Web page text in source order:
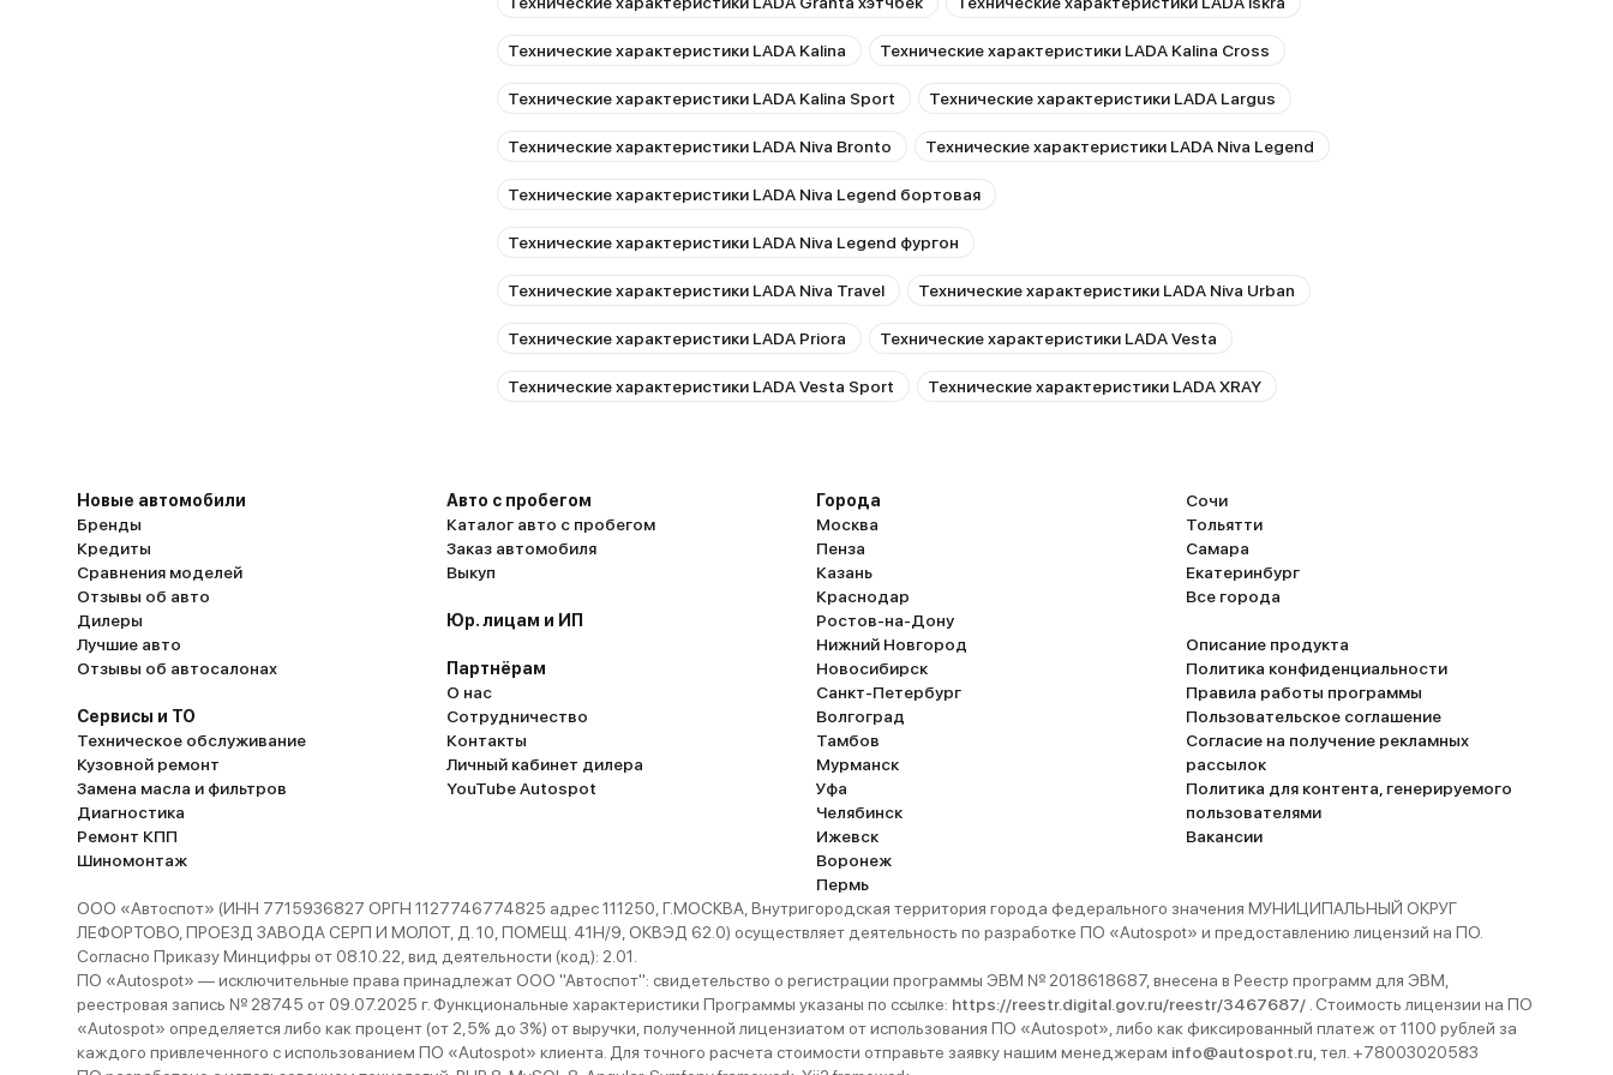
Технические характеристики LADA Kalina Технические характеристики LADA Kalina Cross
Технические характеристики LADA Kalina Sport Технические характеристики LADA Largus
Технические характеристики LADA Niva Bronto Технические характеристики LADA Niva Legend
Технические характеристики LADA Niva Legend бортовая
Технические характеристики LADA Niva Legend фургон
Технические характеристики LADA Niva Travel Технические характеристики LADA Niva Urban
Технические характеристики LADA Priora Технические характеристики LADA Vesta
Технические характеристики LADA Vesta Sport Технические характеристики LADA XRAY
Новые автомобили
Бренды
Кредиты
Сравнения моделей
Отзывы об авто
Дилеры
Лучшие авто
Отзывы об автосалонах
Сервисы и ТО
Техническое обслуживание
Кузовной ремонт
Замена масла и фильтров
Диагностика
Ремонт КПП
Шиномонтаж
Авто с пробегом
Каталог авто с пробегом
Заказ автомобиля
Выкуп
Юр. лицам и ИП
Партнёрам
О нас
Сотрудничество
Контакты
Личный кабинет дилера
YouTube Autospot
Города
Москва
Пенза
Казань
Краснодар
Ростов-на-Дону
Нижний Новгород
Новосибирск
Санкт-Петербург
Волгоград
Тамбов
Мурманск
Уфа
Челябинск
Ижевск
Воронеж
Пермь
Сочи
Тольятти
Самара
Екатеринбург
Все города
Описание продукта
Политика конфиденциальности
Правила работы программы
Пользовательское соглашение
Согласие на получение рекламных
рассылок
Политика для контента, генерируемого
пользователями
Вакансии
ООО «Автоспот» (ИНН 7715936827 ОРГН 1127746774825 адрес 111250, Г.МОСКВА, Внутригородская территория города федерального значения МУНИЦИПАЛЬНЫЙ ОКРУГ
ЛЕФОРТОВО, ПРОЕЗД ЗАВОДА СЕРП И МОЛОТ, Д. 10, ПОМЕЩ. 41Н/9, ОКВЭД 62.0) осуществляет деятельность по разработке ПО «Autospot» и предоставлению лицензий на ПО.
Согласно Приказу Минцифры от 08.10.22, вид деятельности (код): 2.01.
ПО «Autospot» — исключительные права принадлежат ООО "Автоспот": свидетельство о регистрации программы ЭВМ № 2018618687, внесена в Реестр программ для ЭВМ,
реестровая запись № 28745 от 09.07.2025 г. Функциональные характеристики Программы указаны по ссылке: https://reestr.digital.gov.ru/reestr/3467687/ . Стоимость лицензии на ПО
«Autospot» определяется либо как процент (от 2,5% до 3%) от выручки, полученной лицензиатом от использования ПО «Autospot», либо как фиксированный платеж от 1100 рублей за
каждого привлеченного с использованием ПО «Autospot» клиента. Для точного расчета стоимости отправьте заявку нашим менеджерам info@autospot.ru , тел. +78003020583